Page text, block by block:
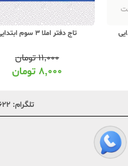
تاج دفتر املا 3 سوم ابتدایی
۱۱,۰۰۰تومان
۸,۰۰۰ تومان
تلگرام: